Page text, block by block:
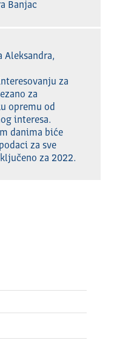
Banjac
Aleksandra,
za
za
opremu od
interesa.
danima biće
za sve
za 2022.